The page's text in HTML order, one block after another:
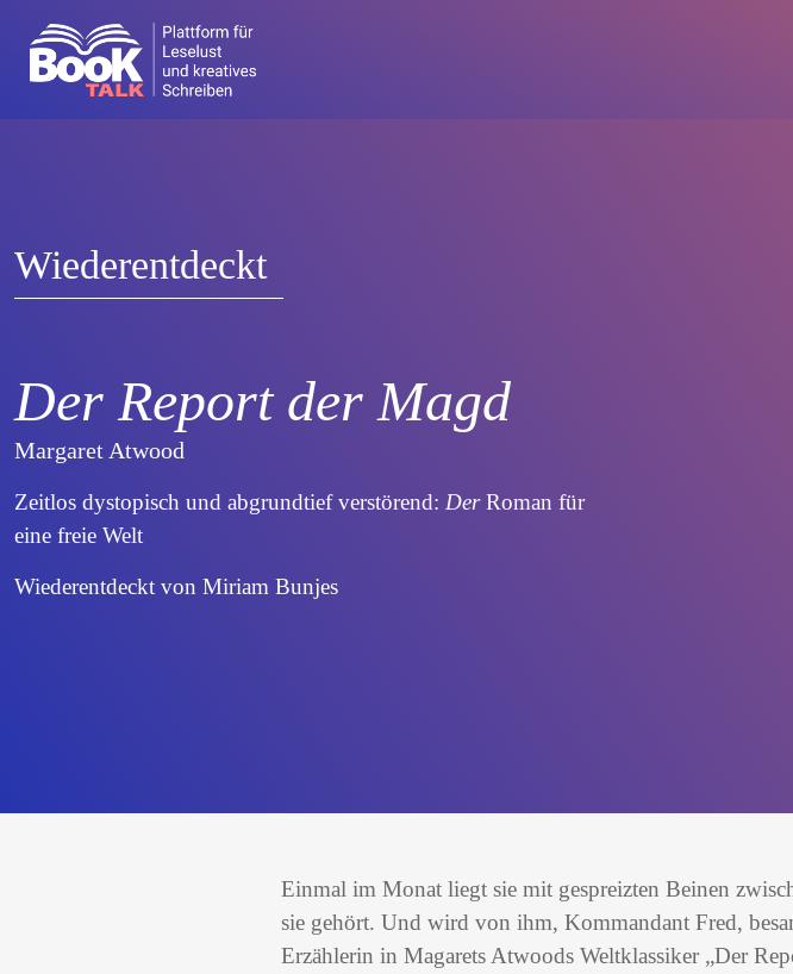
Wiederentdeckt
Der Report der Magd
Margaret Atwood
Zeitlos dystopisch und abgrundtief verstörend: DerRoman für
eine freie Welt
Wiederentdeckt von Miriam Bunjes
Einmal im Monat liegt sie mit gespreizten Beinen
sie gehört. Und wird von ihm, Kommandant Fred,
Erzählerin in Magarets Atwoods Weltklassiker „Der